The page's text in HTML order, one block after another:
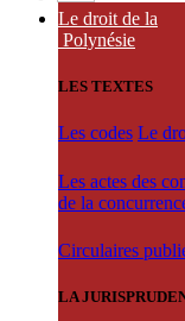
Le droit de la
Polynésie
LES TEXTES
Les codes Le
Les actes des
de la
Circulaires
LA